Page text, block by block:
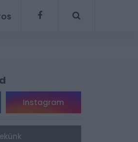
Instagram